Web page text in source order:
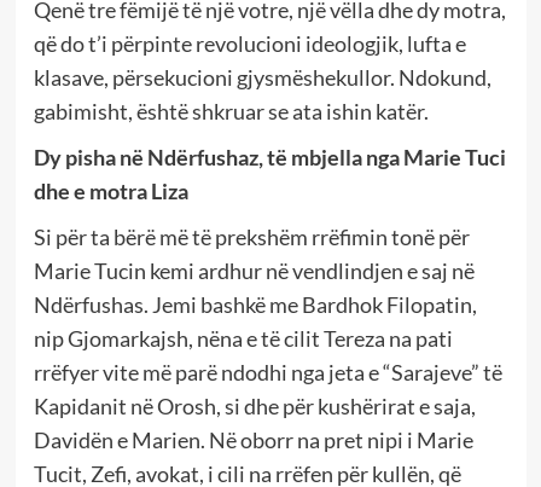
Qenë tre fëmijë të një votre, një vëlla dhe dy motra,
që do t’i përpinte revolucioni ideologjik, lufta e
klasave, përsekucioni gjysmëshekullor. Ndokund,
gabimisht, është shkruar se ata ishin katër.
Dy pisha në Ndërfushaz, të mbjella nga Marie Tuci
dhe e motra Liza
Si për ta bërë më të prekshëm rrëfimin tonë për
Marie Tucin kemi ardhur në vendlindjen e saj në
Ndërfushas. Jemi bashkë me Bardhok Filopatin,
nip Gjomarkajsh, nëna e të cilit Tereza na pati
rrëfyer vite më parë ndodhi nga jeta e “Sarajeve” të
Kapidanit në Orosh, si dhe për kushërirat e saja,
Davidën e Marien. Në oborr na pret nipi i Marie
Tucit, Zefi, avokat, i cili na rrëfen për kullën, që